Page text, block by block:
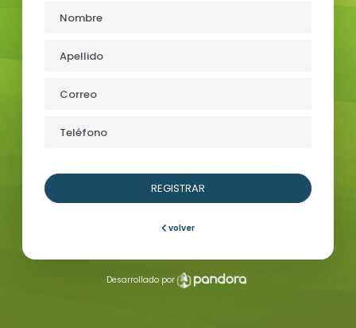
Nombre
Apellido
Correo
Teléfono
REGISTRAR
volver
Desarrollado por